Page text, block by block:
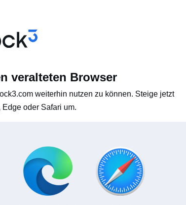
veralteten Browser
weiterhin nutzen zu können. Steige jetzt
oder Safari um.